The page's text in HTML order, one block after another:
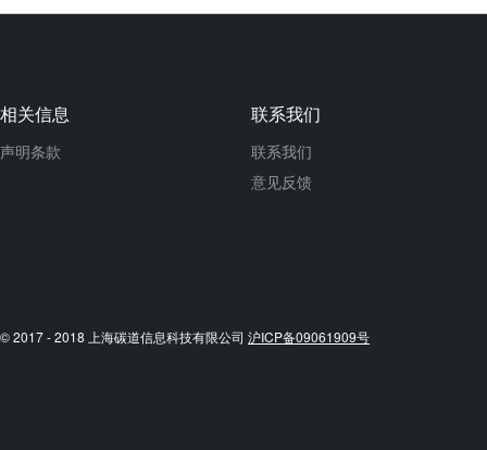
相关信息
声明条款
联系我们
联系我们
意见反馈
© 2017 - 2018 上海碳道信息科技有限公司 沪ICP备09061909号